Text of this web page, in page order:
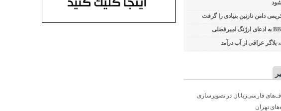
دامن نازنین بنیادی را گرفت
بلاگر عراقی از آب درآمد
فارسی‌زبانان در تصویرسازی
تهران